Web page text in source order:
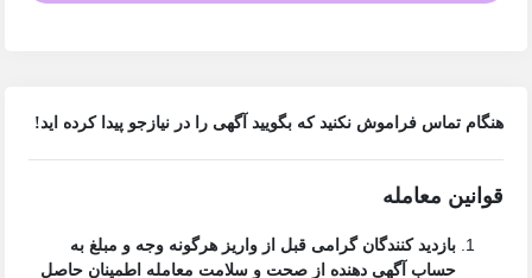
هنگام تماس فراموش نکنید که بگویید آگهی را درنیازجوپیدا کرده اید!
قوانین معامله
بازدید کنندگان گرامی قبل از واریز هرگونه وجه و مبلغ به
حساب آگهی دهنده از صحت و سلامت معامله اطمینان حاصل